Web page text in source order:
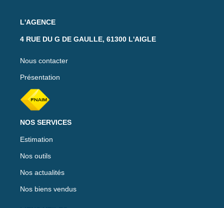
L'AGENCE
4 RUE DU G DE GAULLE, 61300 L'AIGLE
Nous contacter
Présentation
NOS SERVICES
Estimation
Nos outils
Nos actualités
Nos biens vendus